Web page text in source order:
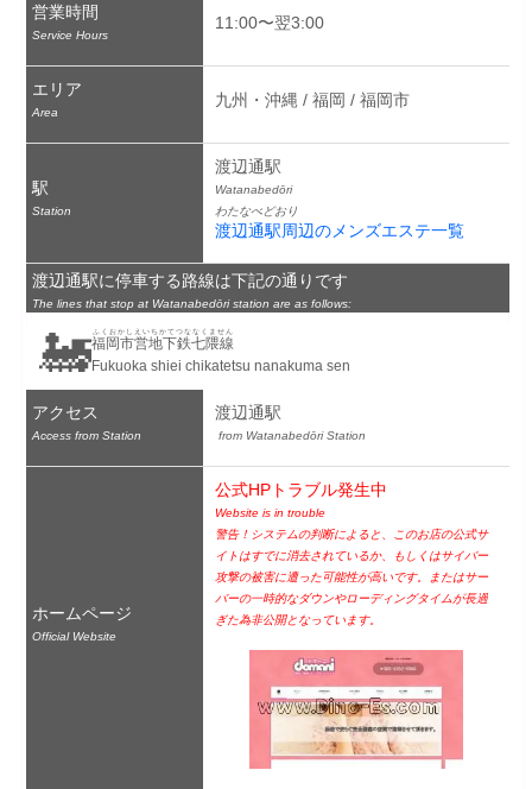
営業時間
Service Hours
11:00〜翌3:00
エリア
Area
九州・沖縄 / 福岡 / 福岡市
駅
Station
渡辺通駅
Watanabedōri
わたなべどおり
渡辺通駅周辺のメンズエステ一覧
渡辺通駅に停車する路線は下記の通りです
The lines that stop at Watanabedōri station are as follows:
🚂福岡市営地下鉄七隈線
ふくおかしえいちかてつななくません
Fukuoka shiei chikatetsu nanakuma sen
アクセス
Access from Station
渡辺通駅
from Watanabedōri Station
ホームページ
Official Website
公式HPトラブル発生中
Website is in trouble
警告！システムの判断によると、このお店の公式サ
イトはすでに消去されているか、もしくはサイバー
攻撃の被害に遭った可能性が高いです。またはサー
バーの一時的なダウンやローディングタイムが長過
ぎた為非公開となっています。